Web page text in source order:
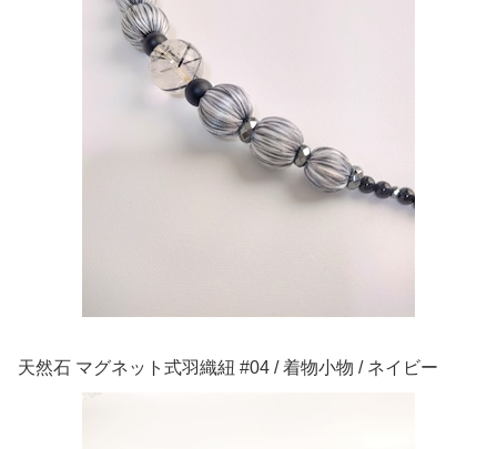
天然石 マグネット式羽織紐 #04 / 着物小物 / ネイビー